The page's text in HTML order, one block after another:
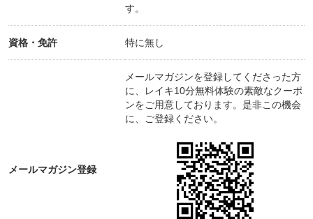
す。
資格・免許 特に無し
メールマガジン登録
メールマガジンを登録してくださった方
に、レイキ10分無料体験の素敵なクーポ
ンをご用意しております。是非この機会
に、ご登録ください。